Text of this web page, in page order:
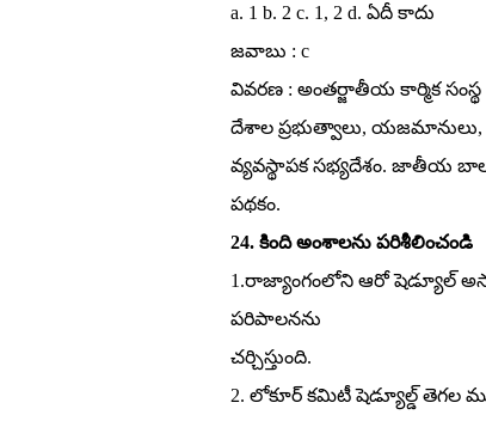
a. 1 b. 2 c. 1, 2 d. ఏదీ కాదు
జవాబు : c
వివరణ : అంతర్జాతీయ కార్మిక
దేశాల ప్రభుత్వాలు, యజమానులు,
వ్యవస్థాపక సభ్యదేశం. జాతీయ
పథకం.
24. కింది అంశాలను పరిశీలించండి
1.రాజ్యాంగంలోని ఆరో షెడ్యూల్‌
పరిపాలనను
చర్చిస్తుంది.
2. లోకూర్‌ కమిటీ షెడ్యూల్డ్‌ తెగల